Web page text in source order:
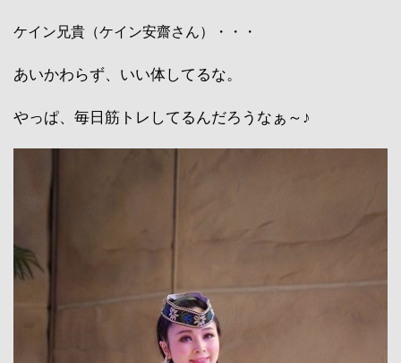
ケイン兄貴（ケイン安齋さん）・・・
あいかわらず、いい体してるな。
やっぱ、毎日筋トレしてるんだろうなぁ～♪